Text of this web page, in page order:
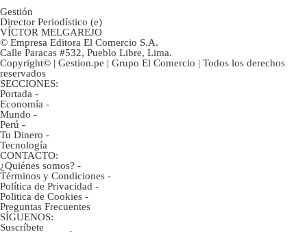
Gestión
Director Periodístico (e)
VÍCTOR MELGAREJO
© Empresa Editora El Comercio S.A.
Calle Paracas #532, Pueblo Libre, Lima.
Copyright© | Gestion.pe | Grupo El Comercio | Todos los derechos
reservados
SECCIONES:
Portada -
Economía -
Mundo -
Perú -
Tu Dinero -
Tecnología
CONTACTO:
¿Quiénes somos? -
Términos y Condiciones -
Política de Privacidad -
Politica de Cookies -
Preguntas Frecuentes
SÍGUENOS:
Suscríbete